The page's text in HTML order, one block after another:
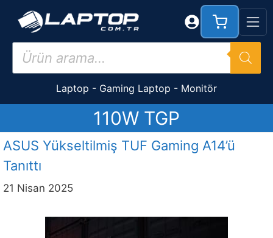
Products
search
Laptop - Gaming Laptop - Monitör
110W TGP
ASUS Yükseltilmiş TUF Gaming A14’ü
Tanıttı
21 Nisan 2025